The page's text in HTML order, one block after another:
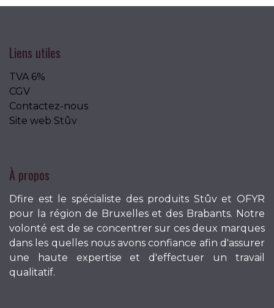
Liens utiles
TVA 6%
CGV
Contactez-nous
Site web Stûv
À propos
Dfire est le spécialiste des produits Stûv et OFYR
pour la région de Bruxelles et des Brabants. Notre
volonté est de se concentrer sur ces deux marques
dans les quelles nous avons confiance afin d'assurer
une haute expertise et d'effectuer un travail
qualitatif.